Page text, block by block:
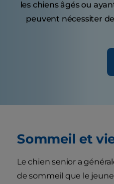
les chiens âgés ou
peuvent nécessiter
Sommeil et
Le chien senior a
de sommeil que le